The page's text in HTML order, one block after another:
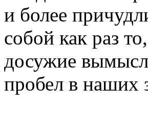
и более
собой как раз
досужие
пробел в наших